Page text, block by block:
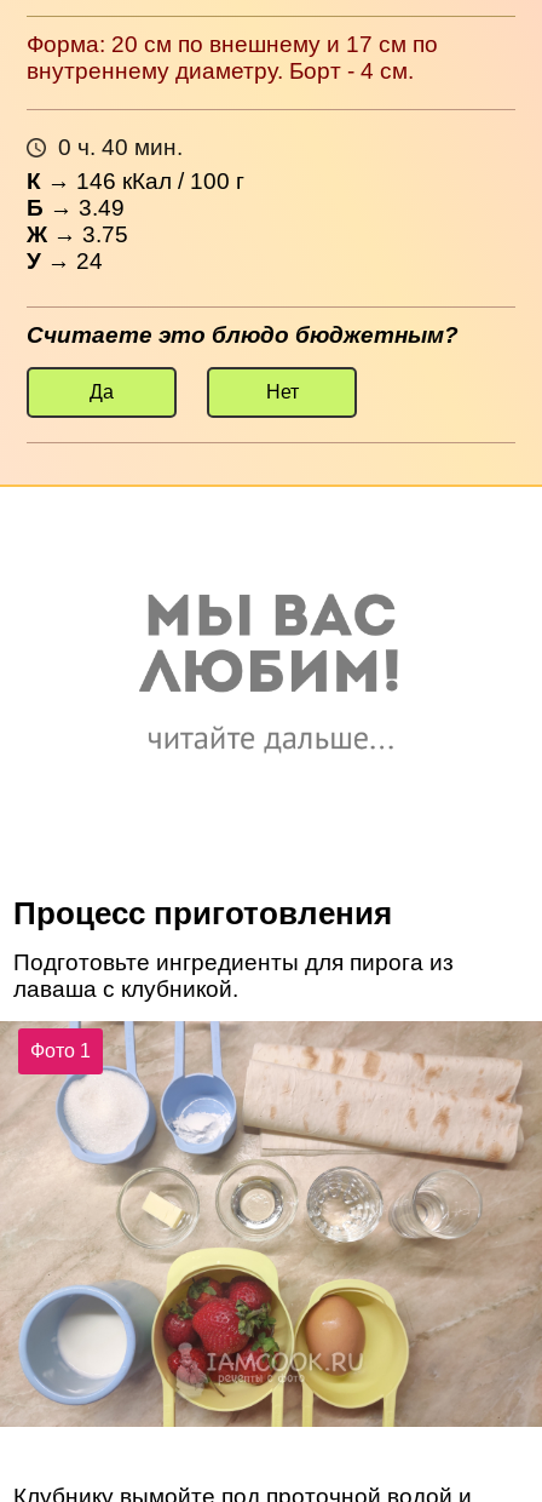
Форма: 20 см по внешнему и 17 см по
внутреннему диаметру. Борт - 4 см.
0 ч. 40 мин.
К → 146 кКал / 100 г
Б → 3.49
Ж → 3.75
У → 24
Считаете это блюдо бюджетным?
Да Нет
Процесс приготовления
Подготовьте ингредиенты для пирога из
лаваша с клубникой.
Фото 1